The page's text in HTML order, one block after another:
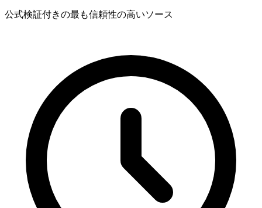
公式検証付きの最も信頼性の高いソース